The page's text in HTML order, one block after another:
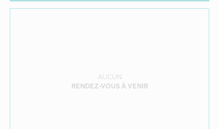
AUCUN
RENDEZ-VOUS À VENIR